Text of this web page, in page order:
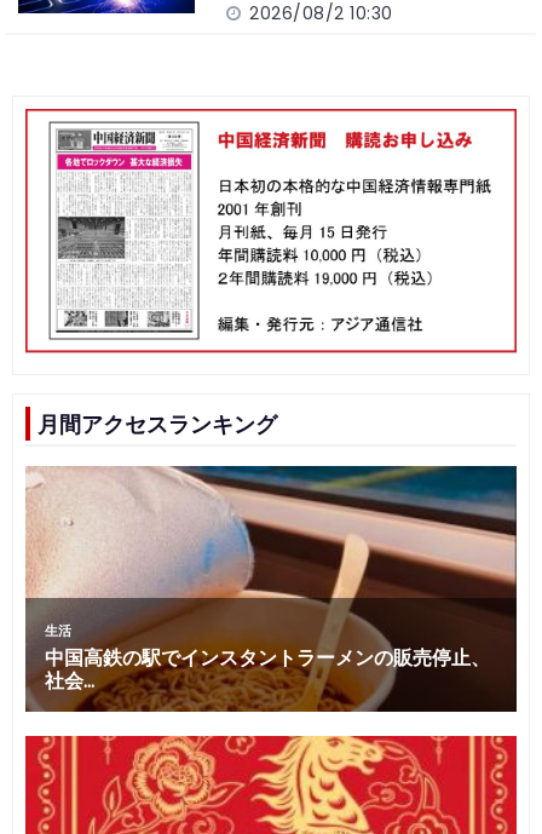
2026/08/2 10:30
月間アクセスランキング